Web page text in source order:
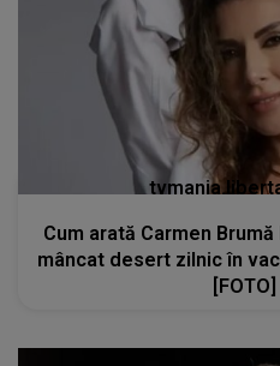
Cum arată Carmen
mâncat desert zilnic în
[FOTO]